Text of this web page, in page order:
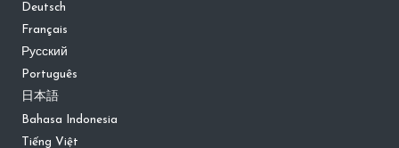
Deutsch
Français
Русский
Português
日本語
Bahasa Indonesia
Tiếng Việt